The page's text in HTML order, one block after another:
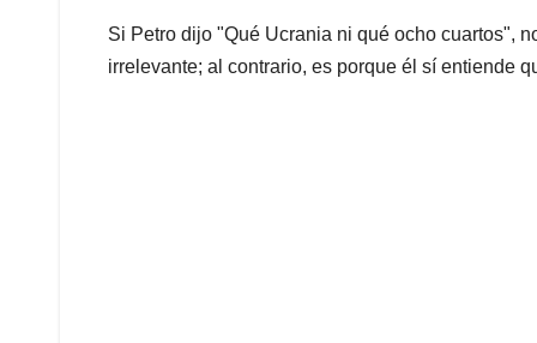
Si Petro dijo "Qué Ucrania ni qué ocho cuartos",
irrelevante; al contrario, es porque él sí entiende